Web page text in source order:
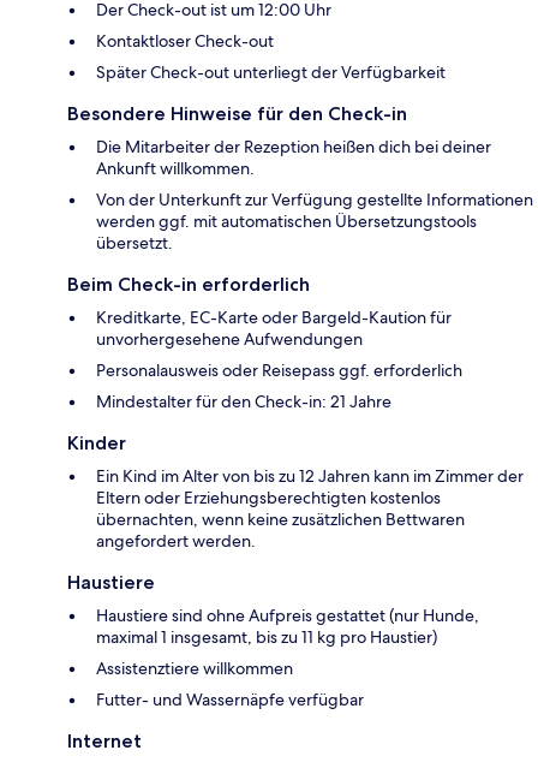
Der Check-out ist um 12:00 Uhr
Kontaktloser Check-out
Später Check-out unterliegt der Verfügbarkeit
Besondere Hinweise für den Check-in
Die Mitarbeiter der Rezeption heißen dich bei deiner
Ankunft willkommen.
Von der Unterkunft zur Verfügung gestellte Informationen
werden ggf. mit automatischen Übersetzungstools
übersetzt.
Beim Check-in erforderlich
Kreditkarte, EC-Karte oder Bargeld-Kaution für
unvorhergesehene Aufwendungen
Personalausweis oder Reisepass ggf. erforderlich
Mindestalter für den Check-in: 21 Jahre
Kinder
Ein Kind im Alter von bis zu 12 Jahren kann im Zimmer der
Eltern oder Erziehungsberechtigten kostenlos
übernachten, wenn keine zusätzlichen Bettwaren
angefordert werden.
Haustiere
Haustiere sind ohne Aufpreis gestattet (nur Hunde,
maximal 1 insgesamt, bis zu 11 kg pro Haustier)
Assistenztiere willkommen
Futter- und Wassernäpfe verfügbar
Internet